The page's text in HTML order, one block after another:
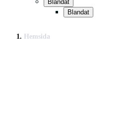
Blandat
Blandat
Hemsida